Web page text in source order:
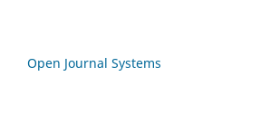
Open Journal Systems